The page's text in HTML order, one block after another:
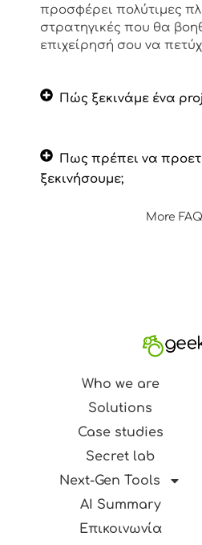
προσφέρει πολύτιμες
στρατηγικές που θα
επιχείρησή σου να
Πώς ξεκινάμε ένα
Πως πρέπει να
ξεκινήσουμε;
More FAQ
Who we are
Solutions
Case studies
Secret lab
Next-Gen Tools
AI Summary
Επικοινωνία